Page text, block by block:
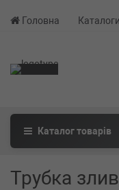
Головна
Каталогтоварів
Трубка